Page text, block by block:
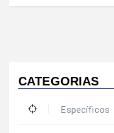
CATEGORIAS
Específicos